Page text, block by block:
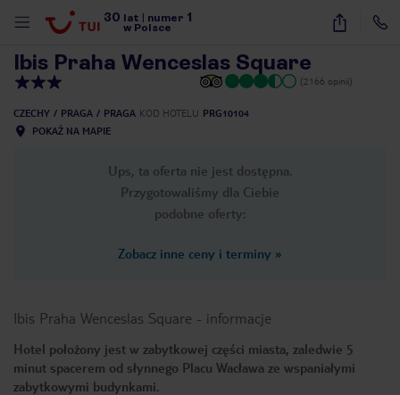
30 lat numer 1
w Polsce
12
Ibis Praha Wenceslas Square
(2166 opinii)
CZECHY PRAGA PRAGA KOD HOTELU PRG10104
POKAŻ NA MAPIE
Ups, ta oferta nie jest dostępna.
Przygotowaliśmy dla Ciebie
podobne oferty:
Zobacz inne ceny i terminy »
Ibis Praha Wenceslas Square - informacje
Hotel położony jest w zabytkowej części miasta, zaledwie 5
minut spacerem od słynnego Placu Wacława ze wspaniałymi
zabytkowymi budynkami.